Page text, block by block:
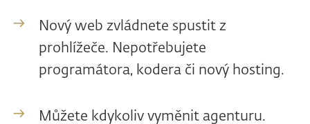
Nový web zvládnete spustit z
prohlížeče. Nepotřebujete
programátora, kodera či nový hosting.
Můžete kdykoliv vyměnit agenturu.